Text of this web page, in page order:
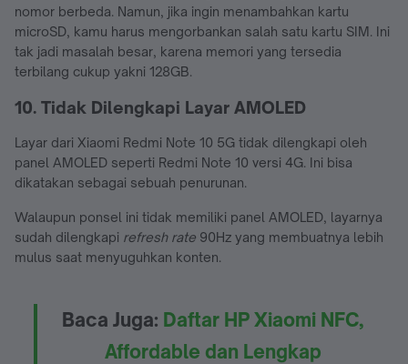
nomor berbeda. Namun, jika ingin menambahkan kartu
microSD, kamu harus mengorbankan salah satu kartu SIM. Ini
tak jadi masalah besar, karena memori yang tersedia
terbilang cukup yakni 128GB.
10. Tidak Dilengkapi Layar AMOLED
Layar dari Xiaomi Redmi Note 10 5G tidak dilengkapi oleh
panel AMOLED seperti Redmi Note 10 versi 4G. Ini bisa
dikatakan sebagai sebuah penurunan.
Walaupun ponsel ini tidak memiliki panel AMOLED, layarnya
sudah dilengkapi refresh rate 90Hz yang membuatnya lebih
mulus saat menyuguhkan konten.
Baca Juga: Daftar HP Xiaomi NFC,
Affordable dan Lengkap